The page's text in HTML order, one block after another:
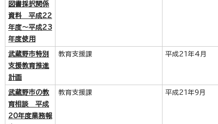
図書採択関係
資料 平成22
年度～平成23
年度使用
武蔵野市特別
支援教育推進
計画
教育支援課 平成21年4月
武蔵野市の教
育相談 平成
20年度業務報
教育支援課 平成21年9月